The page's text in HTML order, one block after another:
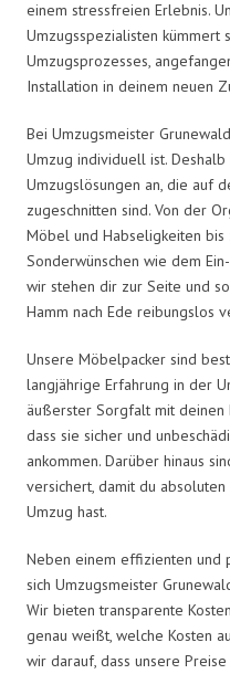
einem stressfreien Erlebnis.
Umzugsspezialisten kümmert
Umzugsprozesses,
Installation in deinem neuen
Bei Umzugsmeister
Umzug individuell ist.
Umzugslösungen an, die auf
zugeschnitten sind. Von der
Möbel und Habseligkeiten bis
Sonderwünschen wie dem
wir stehen dir zur Seite und
Hamm nach Ede reibungslos
Unsere Möbelpacker sind
langjährige Erfahrung in der
äußerster Sorgfalt mit deinen
dass sie sicher und
ankommen. Darüber hinaus
versichert, damit du
Umzug hast.
Neben einem effizienten und
sich Umzugsmeister
Wir bieten transparente
genau weißt, welche Kosten
wir darauf, dass unsere